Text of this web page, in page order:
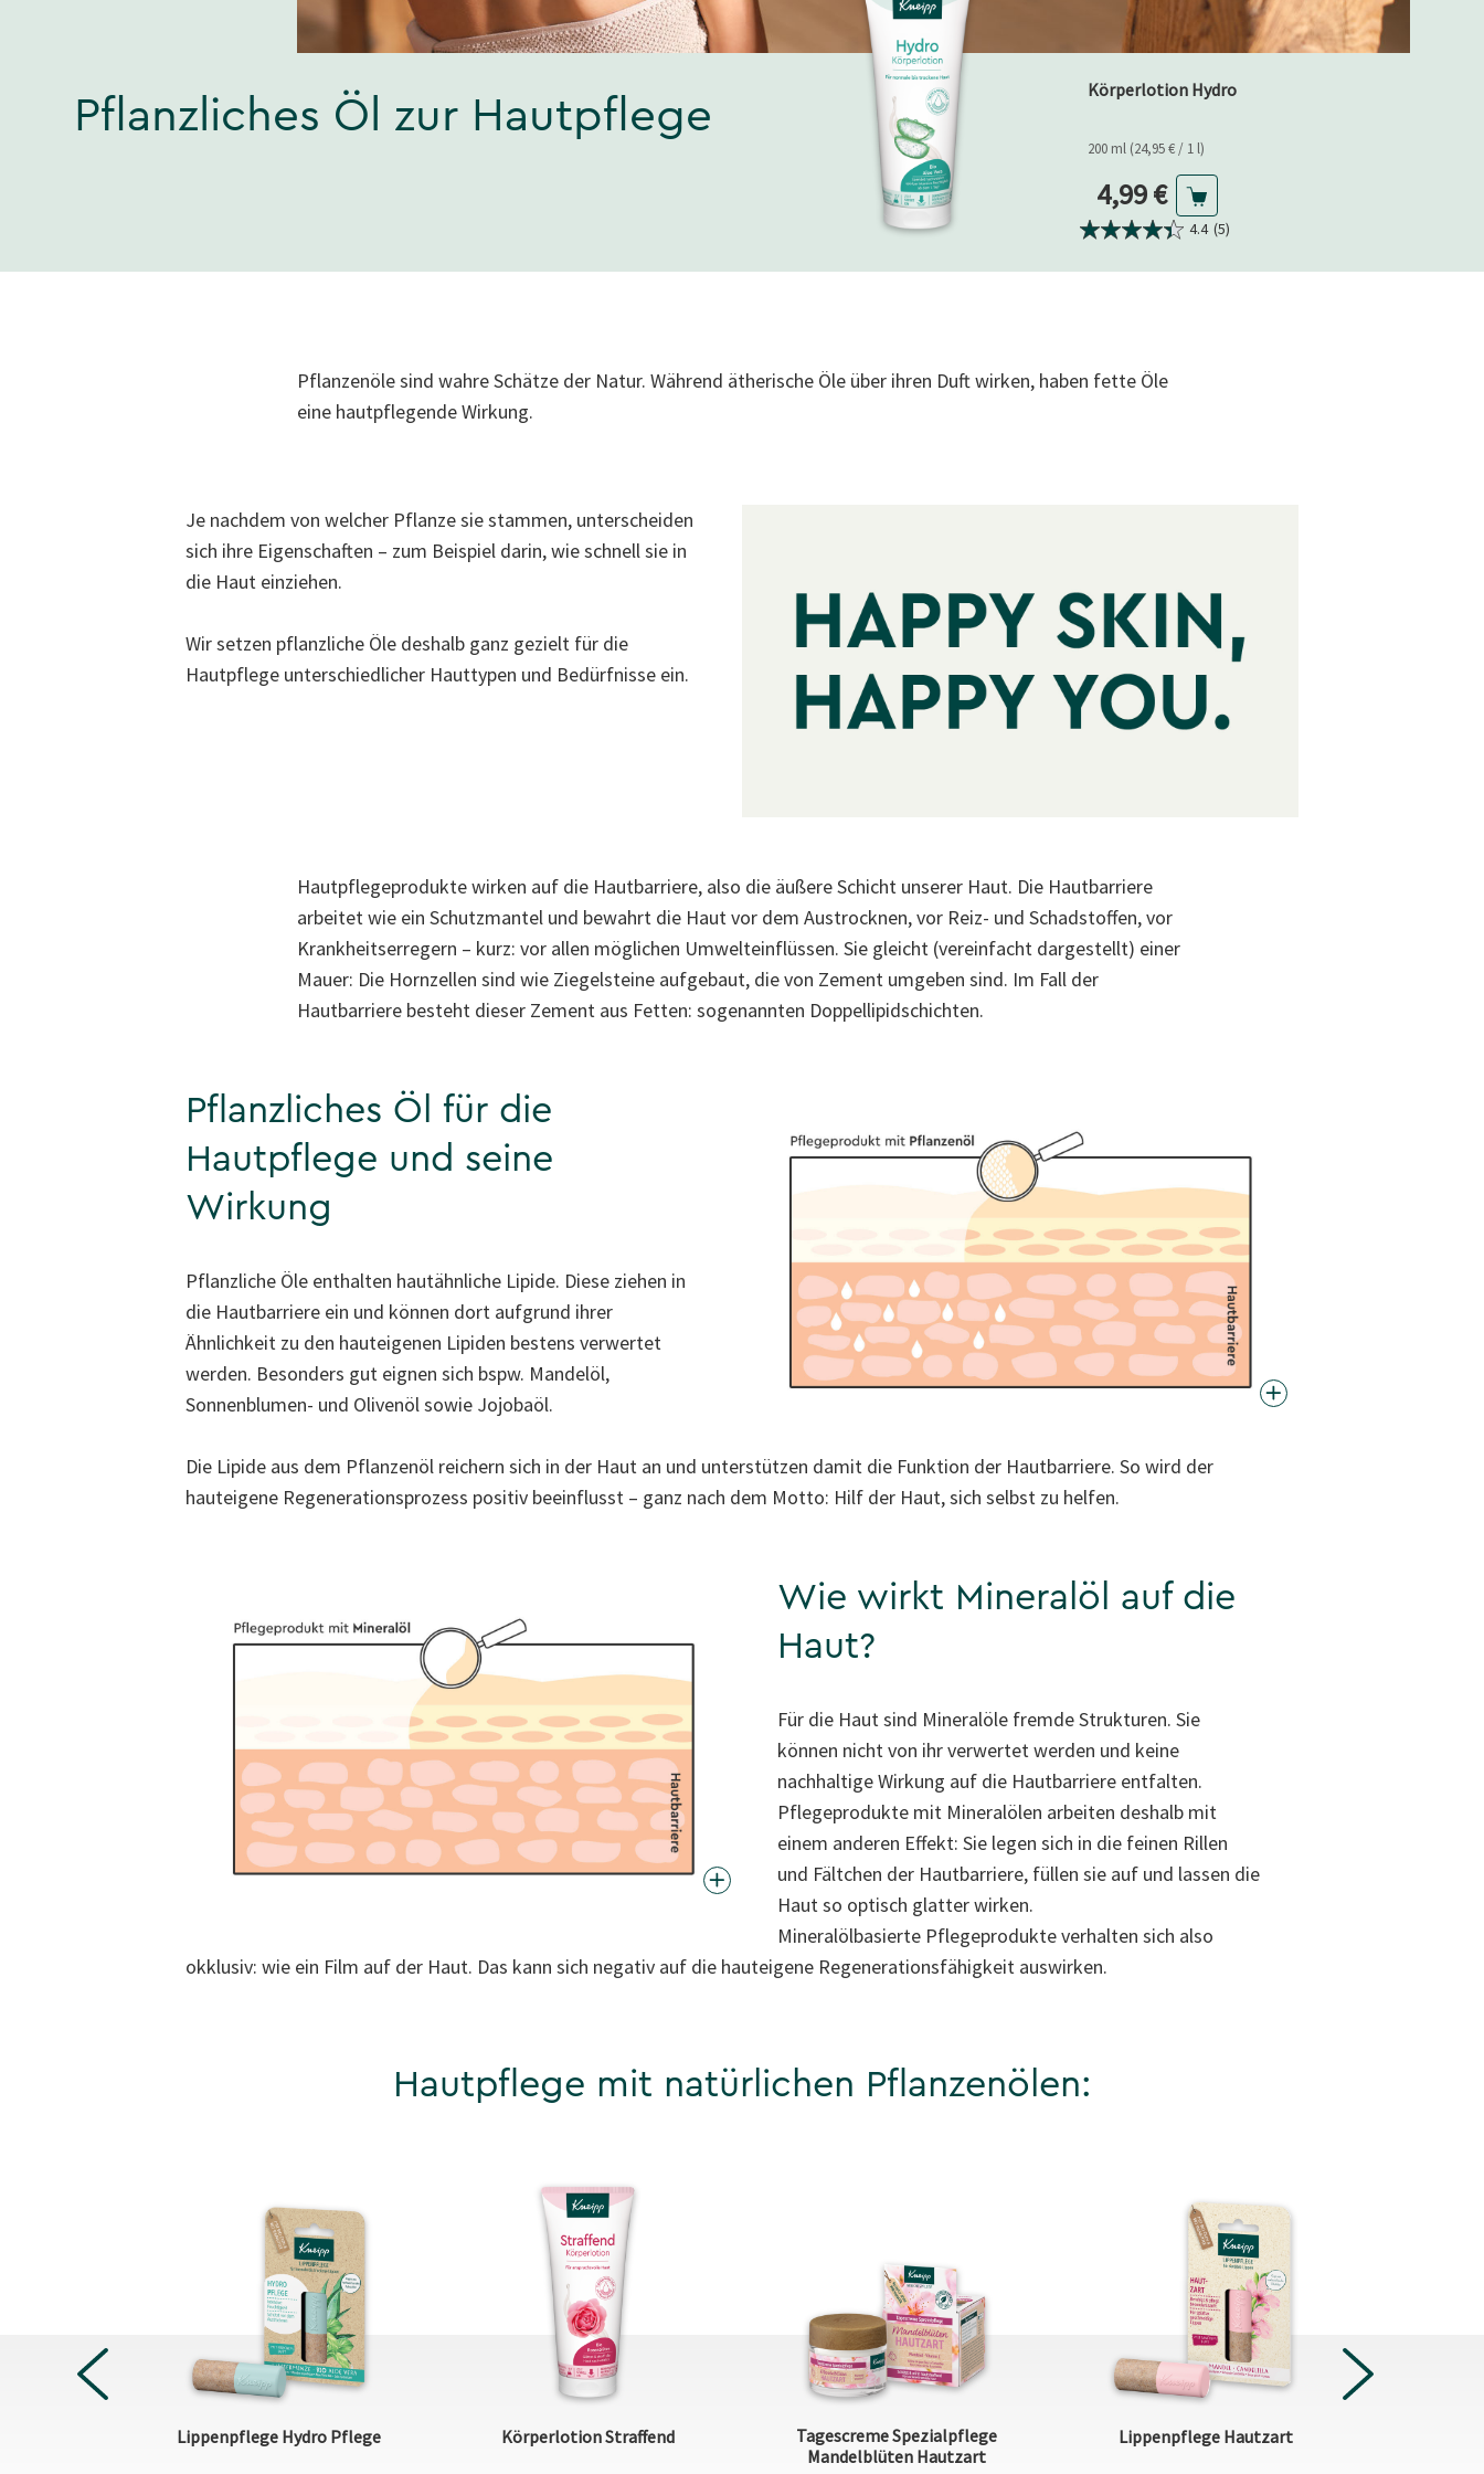
Pflanzliches Öl zur Hautpflege
Körperlotion Hydro
200 ml (24,95 € / 1 l)
Aktueller Preis
4,99 €
4.4 (5)
Pflanzenöle sind wahre Schätze der Natur. Während ätherische Öle über ihren Duft wirken, haben fette Öle
eine hautpflegende Wirkung.
Je nachdem von welcher Pflanze sie stammen, unterscheiden
sich ihre Eigenschaften – zum Beispiel darin, wie schnell sie in
die Haut einziehen.
Wir setzen pflanzliche Öle deshalb ganz gezielt für die
Hautpflege unterschiedlicher Hauttypen und Bedürfnisse ein.
Hautpflegeprodukte wirken auf die Hautbarriere, also die äußere Schicht unserer Haut. Die Hautbarriere
arbeitet wie ein Schutzmantel und bewahrt die Haut vor dem Austrocknen, vor Reiz- und Schadstoffen, vor
Krankheitserregern – kurz: vor allen möglichen Umwelteinflüssen. Sie gleicht (vereinfacht dargestellt) einer
Mauer: Die Hornzellen sind wie Ziegelsteine aufgebaut, die von Zement umgeben sind. Im Fall der
Hautbarriere besteht dieser Zement aus Fetten: sogenannten Doppellipidschichten.
Pflanzliches Öl für die
Hautpflege und seine
Wirkung
Pflanzliche Öle enthalten hautähnliche Lipide. Diese ziehen in
die Hautbarriere ein und können dort aufgrund ihrer
Ähnlichkeit zu den hauteigenen Lipiden bestens verwertet
werden. Besonders gut eignen sich bspw. Mandelöl,
Sonnenblumen- und Olivenöl sowie Jojobaöl.
Die Lipide aus dem Pflanzenöl reichern sich in der Haut an und unterstützen damit die Funktion der Hautbarriere. So wird der
hauteigene Regenerationsprozess positiv beeinflusst – ganz nach dem Motto: Hilf der Haut, sich selbst zu helfen.
Wie wirkt Mineralöl auf die
Haut?
Für die Haut sind Mineralöle fremde Strukturen. Sie
können nicht von ihr verwertet werden und keine
nachhaltige Wirkung auf die Hautbarriere entfalten.
Pflegeprodukte mit Mineralölen arbeiten deshalb mit
einem anderen Effekt: Sie legen sich in die feinen Rillen
und Fältchen der Hautbarriere, füllen sie auf und lassen die
Haut so optisch glatter wirken.
Mineralölbasierte Pflegeprodukte verhalten sich also
okklusiv: wie ein Film auf der Haut. Das kann sich negativ auf die hauteigene Regenerationsfähigkeit auswirken.
Hautpflege mit natürlichen Pflanzenölen:
Lippenpflege Hydro Pflege Körperlotion Straffend
Tagescreme Spezialpflege
Mandelblüten Hautzart
Lippenpflege Hautzart
PREVIOUS NEXT